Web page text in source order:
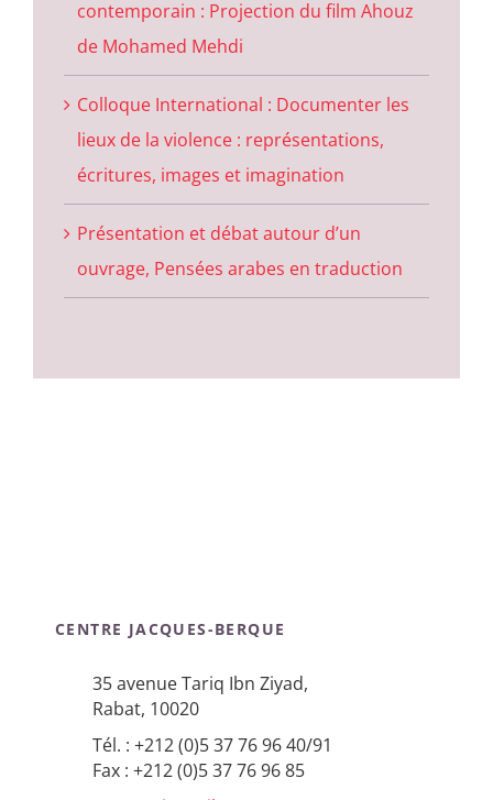
contemporain : Projection du film Ahouz
de Mohamed Mehdi
Colloque International : Documenter les
lieux de la violence : représentations,
écritures, images et imagination
Présentation et débat autour d’un
ouvrage, Pensées arabes en traduction
CENTRE JACQUES-BERQUE
35 avenue Tariq Ibn Ziyad,
Rabat, 10020
Tél. : +212 (0)5 37 76 96 40/91
Fax : +212 (0)5 37 76 96 85